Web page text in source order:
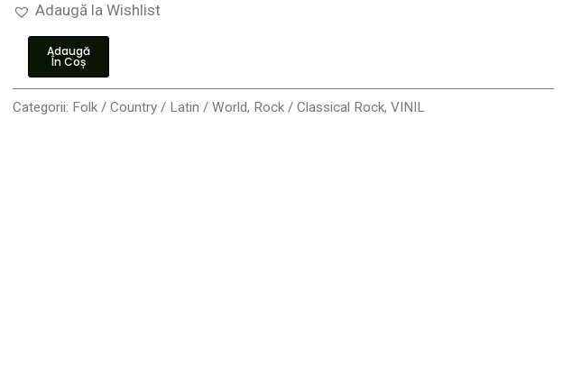
Adaugă la Wishlist
Disc
VINIL
Adaugă
În Coș
Categorii: Folk / Country / Latin / World, Rock / Classical Rock,VINIL